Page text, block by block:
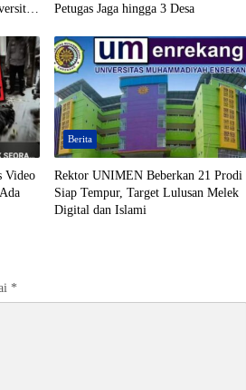
Petugas Jaga hingga 3 Desa
Video
Berita
Rektor UNIMEN Beberkan 21 Prodi
Siap Tempur, Target Lulusan Melek
Digital dan Islami
*